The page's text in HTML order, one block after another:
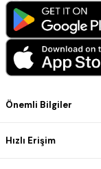
Önemli Bilgiler
Hızlı Erişim